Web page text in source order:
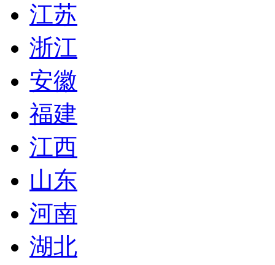
江苏
浙江
安徽
福建
江西
山东
河南
湖北